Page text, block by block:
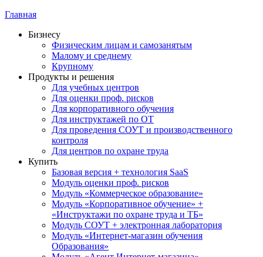
Главная
Бизнесу
Физическим лицам и самозанятым
Малому и среднему
Крупному
Продукты и решения
Для учебных центров
Для оценки проф. рисков
Для корпоративного обучения
Для инструктажей по ОТ
Для проведения СОУТ и производственного
контроля
Для центров по охране труда
Купить
Базовая версия + технология SaaS
Модуль оценки проф. рисков
Модуль «Коммерческое образование»
Модуль «Корпоративное обучение» +
«Инструктажи по охране труда и ТБ»
Модуль СОУТ + электронная лаборатория
Модуль «Интернет-магазин обучения
Образования»